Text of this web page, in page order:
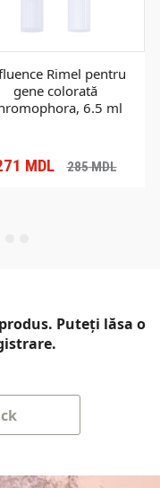
Rimel pentru
gene colorată
6.5 ml
MDL 285MDL
Puteți lăsa o